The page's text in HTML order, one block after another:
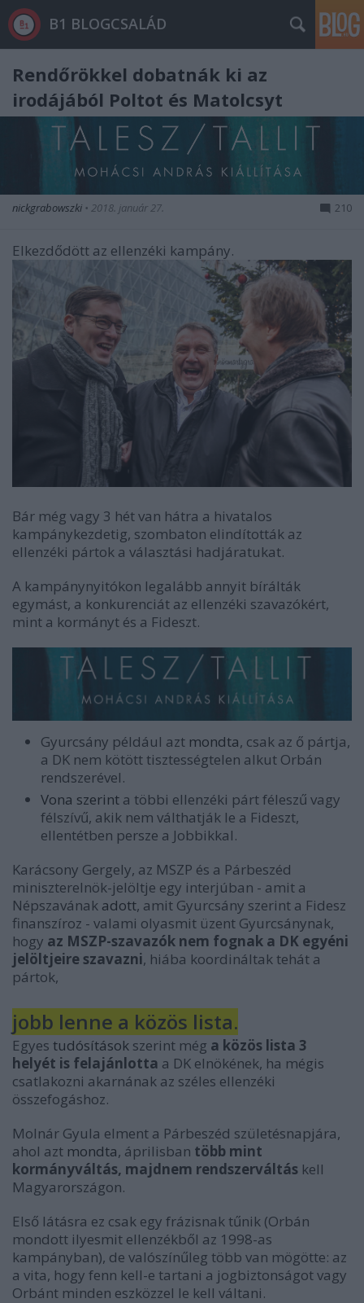
B1 BLOGCSALÁD
Rendőrökkel dobatnák ki az
irodájából Poltot és Matolcsyt
nickgrabowszki • 2018. január 27. 210
Elkezdődött az ellenzéki kampány.
Bár még vagy 3 hét van hátra a hivatalos
kampánykezdetig, szombaton elindították az
ellenzéki pártok a választási hadjáratukat.
A kampánynyitókon legalább annyit bírálták
egymást, a konkurenciát az ellenzéki szavazókért,
mint a kormányt és a Fideszt.
Gyurcsány például azt mondta, csak az ő pártja,
a DK nem kötött tisztességtelen alkut Orbán
rendszerével.
Vona szerint a többi ellenzéki párt féleszű vagy
félszívű, akik nem válthatják le a Fideszt,
ellentétben persze a Jobbikkal.
Karácsony Gergely, az MSZP és a Párbeszéd
miniszterelnök-jelöltje egy interjúban - amit a
Népszavának adott, amit Gyurcsány szerint a Fidesz
finanszíroz - valami olyasmit üzent Gyurcsánynak,
hogy az MSZP-szavazók nem fognak a DK egyéni
jelöltjeire szavazni, hiába koordináltak tehát a
pártok,
jobb lenne a közös lista.
Egyes tudósítások szerint még a közös lista 3
helyét is felajánlotta a DK elnökének, ha mégis
csatlakozni akarnának az széles ellenzéki
összefogáshoz.
Molnár Gyula elment a Párbeszéd születésnapjára,
ahol azt mondta, áprilisban több mint
kormányváltás, majdnem rendszerváltás kell
Magyarországon.
Első látásra ez csak egy frázisnak tűnik (Orbán
mondott ilyesmit ellenzékből az 1998-as
kampányban), de valószínűleg több van mögötte: az
a vita, hogy fenn kell-e tartani a jogbiztonságot vagy
Orbánt minden eszközzel le kell váltani.